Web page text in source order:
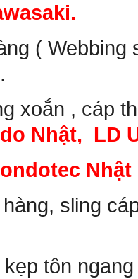
( Webbing
xoắn , cáp
Nhật, LD
sling
kẹp tôn